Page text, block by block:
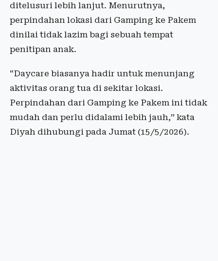
ditelusuri lebih lanjut. Menurutnya,
perpindahan lokasi dari Gamping ke Pakem
dinilai tidak lazim bagi sebuah tempat
penitipan anak.
“Daycare biasanya hadir untuk menunjang
aktivitas orang tua di sekitar lokasi.
Perpindahan dari Gamping ke Pakem ini tidak
mudah dan perlu didalami lebih jauh,” kata
Diyah dihubungi pada Jumat (15/5/2026).